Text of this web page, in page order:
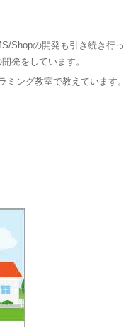
Shopの開発も引き続き行っ
発をしています。
ミング教室で教えています。